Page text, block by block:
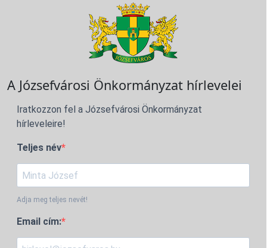
A Józsefvárosi Önkormányzat hírlevelei
Iratkozzon fel a Józsefvárosi Önkormányzat
hírleveleire!
Teljes név
Adja meg teljes nevét!
Email cím: